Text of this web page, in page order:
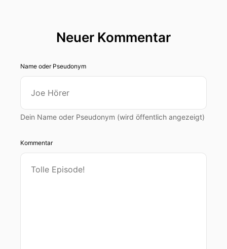
Neuer Kommentar
Name oder Pseudonym
Dein Name oder Pseudonym (wird öffentlich angezeigt)
Kommentar